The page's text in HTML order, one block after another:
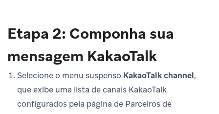
Etapa 2: Componha sua
mensagem KakaoTalk
Selecione o menu suspenso KakaoTalk channel,
que exibe uma lista de canais KakaoTalk
configurados pela página de Parceiros de